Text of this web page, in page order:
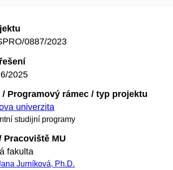
0887/2023
2025
/ Programový rámec / typ projektu
univerzita
studijní programy
Pracoviště MU
fakulta
Jurníková, Ph.D.